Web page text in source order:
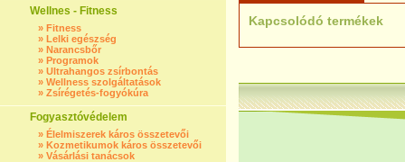
Wellnes - Fitness
» Fitness
» Lelki egészség
» Narancsbőr
» Programok
» Ultrahangos zsírbontás
» Wellness szolgáltatások
» Zsírégetés-fogyókúra
Fogyasztóvédelem
» Élelmiszerek káros összetevői
» Kozmetikumok káros összetevői
» Vásárlási tanácsok
Kapcsolódó termékek